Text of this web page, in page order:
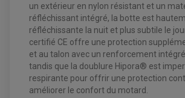
EQUIPEMENT ELECTRIQUE
ACCESSOIRES ELECTRIQUE QUAD / SSV
BOITIER CDI QUAD ET SSV
CHARGEUR DE BATTERIE QUAD / SSV
COMPTEUR QUAD / SSV
un extérieur en nylon résistant et un
réfléchissant intégré, la botte est
réfléchissante la nuit et plus subtile le
certifié CE offre une protection
et au talon avec un renforcement
tandis que la doublure Hipora® est
respirante pour offrir une protection
améliorer le confort du motard.